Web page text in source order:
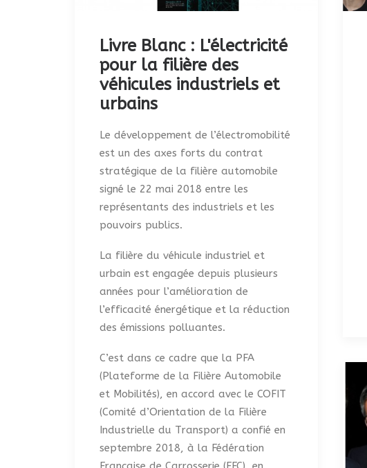
Livre Blanc : L'électricité
pour la filière des
véhicules industriels et
urbains
Le développement de l’électromobilité
est un des axes forts du contrat
stratégique de la filière automobile
signé le 22 mai 2018 entre les
représentants des industriels et les
pouvoirs publics.
La filière du véhicule industriel et
urbain est engagée depuis plusieurs
années pour l’amélioration de
l’efficacité énergétique et la réduction
des émissions polluantes.
C’est dans ce cadre que la PFA
(Plateforme de la Filière Automobile
et Mobilités), en accord avec le COFIT
(Comité d’Orientation de la Filière
Industrielle du Transport) a confié en
septembre 2018, à la Fédération